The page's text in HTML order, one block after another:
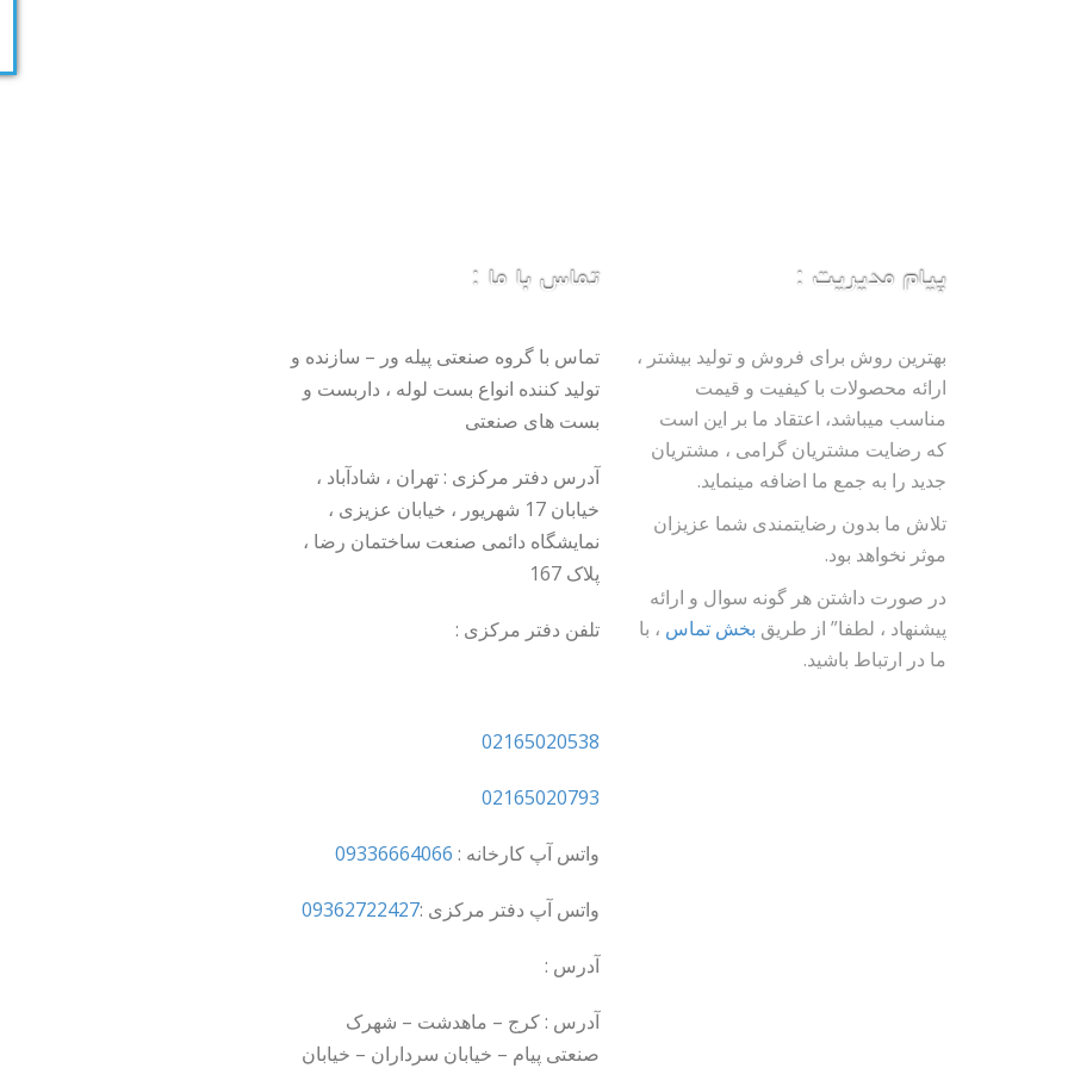
پیام مدیریت :
بهترین روش برای فروش و تولید بیشتر ،
ارائه محصولات با کیفیت و قیمت
مناسب میباشد، اعتقاد ما بر این است
که رضایت مشتریان گرامی ، مشتریان
جدید را به جمع ما اضافه مینماید.
تلاش ما بدون رضایتمندی شما عزیزان
موثر نخواهد بود.
در صورت داشتن هر گونه سوال و ارائه
پیشنهاد ، لطفا” از طریق بخش تماس ، با
ما در ارتباط باشید.
تماس با ما :
تماس با گروه صنعتی پیله ور – سازنده و
تولید کننده انواع بست لوله ، داربست و
بست های صنعتی
آدرس دفتر مرکزی : تهران ، شادآباد ،
خیابان 17 شهریور ، خیابان عزیزی ،
نمایشگاه دائمی صنعت ساختمان رضا ،
پلاک 167
تلفن دفتر مرکزی :
02165020538
02165020793
واتس آپ کارخانه : 09336664066
واتس آپ دفتر مرکزی :09362722427
آدرس :
آدرس : کرج – ماهدشت – شهرک
صنعتی پیام – خیابان سرداران – خیابان